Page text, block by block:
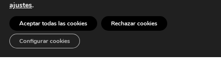
ajustes.
Aceptar todas las cookies Rechazar cookies
Configurar cookies